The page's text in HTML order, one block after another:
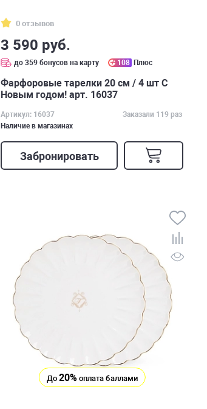
0 отзывов
3 590 руб.
до 359 бонусов на карту 108 Плюс
Фарфоровые тарелки 20 см / 4 шт С
Новым годом! арт. 16037
Артикул: 16037
Заказали 119 раз
Наличие в магазинах
Забронировать
До 20% оплата баллами